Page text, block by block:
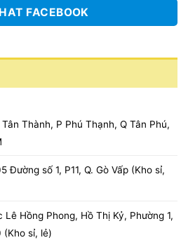
FACEBOOK
Tân Thành, P Phú Thạnh, Q Tân Phú,
Đường số 1, P11, Q. Gò Vấp (Kho sỉ,
Lê Hồng Phong, Hồ Thị Kỷ, Phường 1,
(Kho sỉ, lẻ)